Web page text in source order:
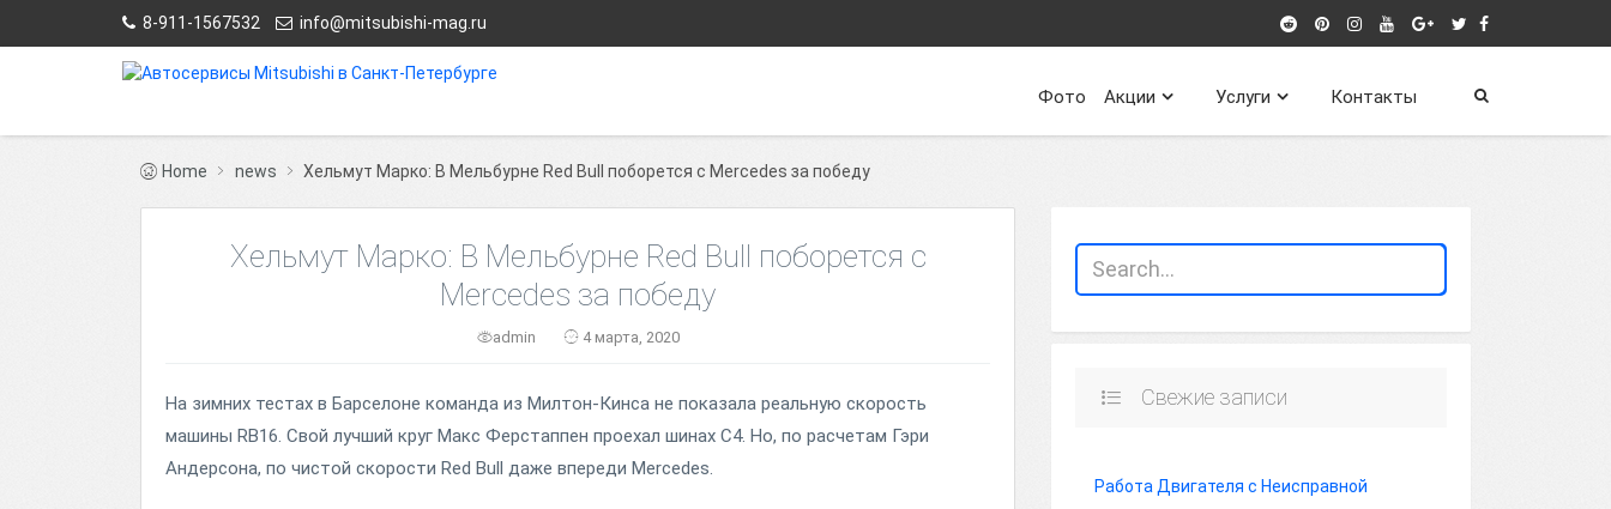
8-911-1567532 info@mitsubishi-mag.ru
Контакты
Услуги
Акции
Фото
Home news Хельмут Марко: В Мельбурне Red Bull поборется с Mercedes за победу
Хельмут Марко: В Мельбурне Red Bull поборется с
Mercedes за победу
admin 4 марта, 2020
На зимних тестах в Барселоне команда из Милтон-Кинса не показала реальную скорость
машины RB16. Свой лучший круг Макс Ферстаппен проехал шинах C4. Но, по расчетам Гэри
Андерсона, по чистой скорости Red Bull даже впереди Mercedes.
Свежие записи
Работа Двигателя с Неисправной